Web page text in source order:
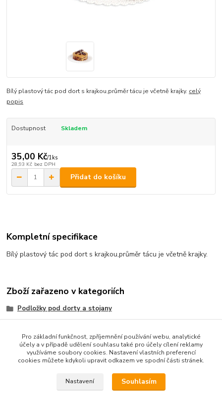
Bílý plastový tác pod dort s krajkou,průměr tácu je včetně krajky. celý
popis
Dostupnost Skladem
35,00 Kč/1ks
28,93 Kč bez DPH
Přidat do košíku
Kompletní specifikace
Bílý plastový tác pod dort s krajkou,průměr tácu je včetně krajky.
Zboží zařazeno v kategoriích
Podložky pod dorty a stojany
vystavit kupujícímu účtenku. Zároveň je povinen zaevidovat
přijatou tržbu u správce daně online; v případě technického
Pro základní funkčnost, zpříjemnění používání webu, analytické
účely a v případě udělení souhlasu také pro účely cílení reklamy
využíváme soubory cookies. Nastavení vlastních preferencí
cookies můžete kdykoli upravit odkazem ve spodní části stránek.
Nastavení Souhlasím